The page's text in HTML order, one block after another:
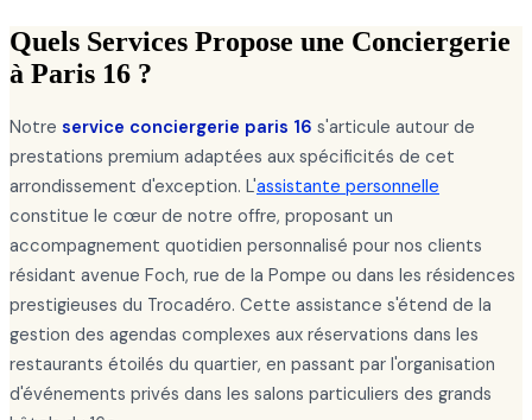
Quels Services Propose une Conciergerie
à Paris 16 ?
Notre service conciergerie paris 16 s'articule autour de
prestations premium adaptées aux spécificités de cet
arrondissement d'exception. L'assistante personnelle
constitue le cœur de notre offre, proposant un
accompagnement quotidien personnalisé pour nos clients
résidant avenue Foch, rue de la Pompe ou dans les résidences
prestigieuses du Trocadéro. Cette assistance s'étend de la
gestion des agendas complexes aux réservations dans les
restaurants étoilés du quartier, en passant par l'organisation
d'événements privés dans les salons particuliers des grands